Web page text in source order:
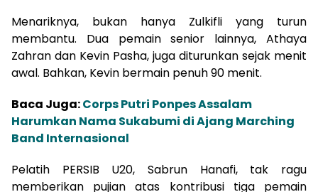
Menariknya, bukan hanya Zulkifli yang turun
membantu. Dua pemain senior lainnya, Athaya
Zahran dan Kevin Pasha, juga diturunkan sejak menit
awal. Bahkan, Kevin bermain penuh 90 menit.
Baca Juga:Corps Putri Ponpes Assalam
Harumkan Nama Sukabumi di Ajang Marching
Band Internasional
Pelatih PERSIB U20, Sabrun Hanafi, tak ragu
memberikan pujian atas kontribusi tiga pemain